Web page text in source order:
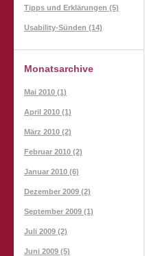
Tipps und Erklärungen (5)
Usability-Sünden (14)
Monatsarchive
Mai 2010 (1)
April 2010 (1)
März 2010 (2)
Februar 2010 (2)
Januar 2010 (6)
Dezember 2009 (2)
September 2009 (1)
Juli 2009 (2)
Juni 2009 (5)